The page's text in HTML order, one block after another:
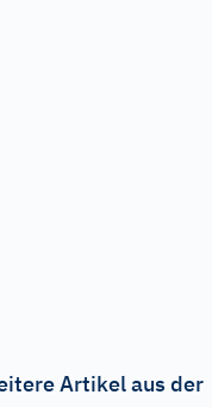
Artikel aus der